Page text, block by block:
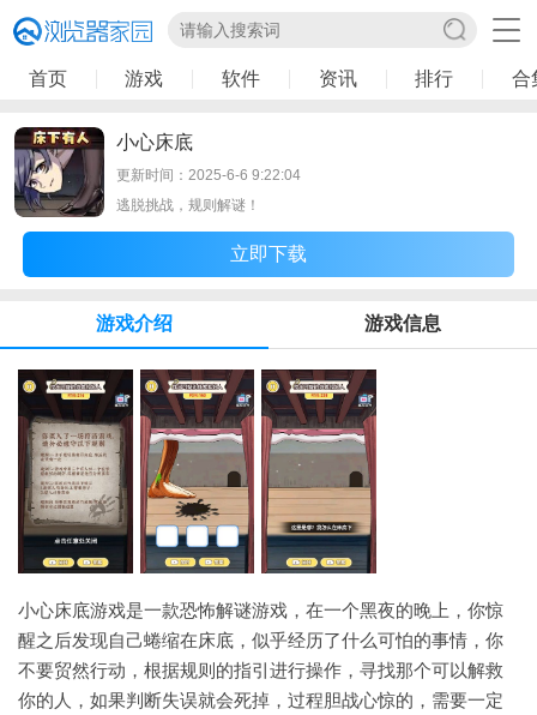
首页 游戏 软件 资讯 排行 合
小心床底
更新时间：2025-6-6 9:22:04
逃脱挑战，规则解谜！
立即下载
游戏介绍 游戏信息
小心床底游戏是一款恐怖解谜游戏，在一个黑夜的晚上，你惊
醒之后发现自己蜷缩在床底，似乎经历了什么可怕的事情，你
不要贸然行动，根据规则的指引进行操作，寻找那个可以解救
你的人，如果判断失误就会死掉，过程胆战心惊的，需要一定